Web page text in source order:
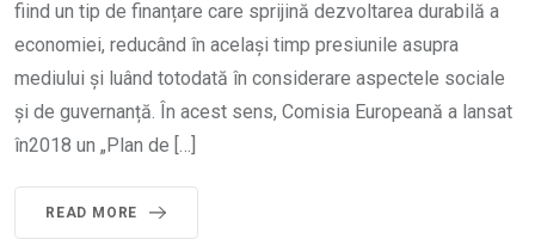
fiind un tip de finanțare care sprijină dezvoltarea durabilă a
economiei, reducând în același timp presiunile asupra
mediului și luând totodată în considerare aspectele sociale
și de guvernanță. În acest sens, Comisia Europeană a lansat
în2018 un „Plan de […]
READ MORE